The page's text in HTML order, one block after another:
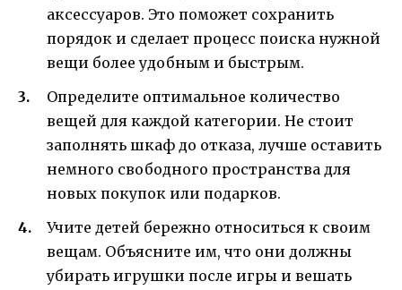
аксессуаров. Это поможет сохранить
порядок и сделает процесс поиска нужной
вещи более удобным и быстрым.
Определите оптимальное количество
вещей для каждой категории. Не стоит
заполнять шкаф до отказа, лучше оставить
немного свободного пространства для
новых покупок или подарков.
Учите детей бережно относиться к своим
вещам. Объясните им, что они должны
убирать игрушки после игры и вешать